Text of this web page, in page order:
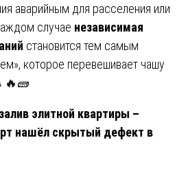
аварийным для расселения или
случае независимая
становится тем самым
которое перевешивает чашу
элитной квартиры –
нашёл скрытый дефект в